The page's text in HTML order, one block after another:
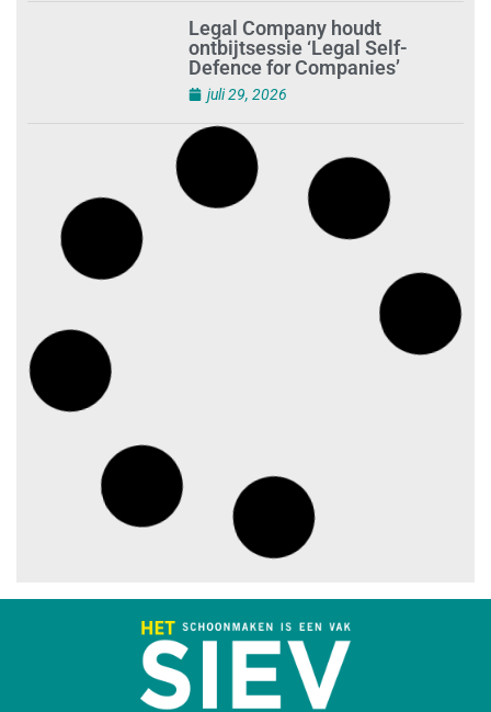
Legal Company houdt
ontbijtsessie ‘Legal Self-
juli 29, 2026